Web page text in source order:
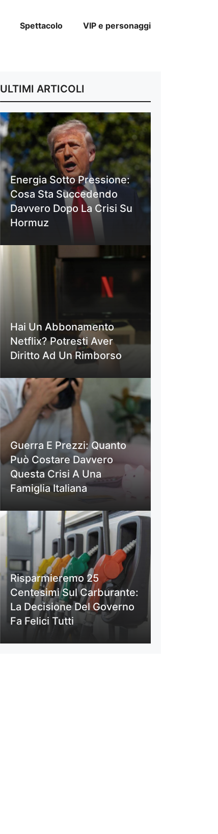
Spettacolo VIP e personaggi
ULTIMI ARTICOLI
Energia Sotto Pressione:
Cosa Sta Succedendo
Davvero Dopo La Crisi Su
Hormuz
Hai Un Abbonamento
Netflix? Potresti Aver
Diritto Ad Un Rimborso
Guerra E Prezzi: Quanto
Può Costare Davvero
Questa Crisi A Una
Famiglia Italiana
Risparmieremo 25
Centesimi Sul Carburante:
La Decisione Del Governo
Fa Felici Tutti